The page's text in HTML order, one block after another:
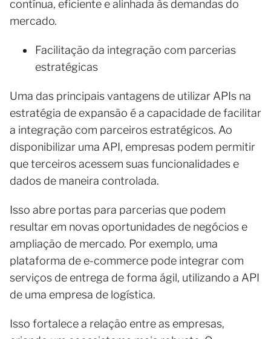
contínua, eficiente e alinhada às demandas do
mercado.
Facilitação da integração com parcerias
estratégicas
Uma das principais vantagens de utilizar APIs na
estratégia de expansão é a capacidade de facilitar
a integração com parceiros estratégicos. Ao
disponibilizar uma API, empresas podem permitir
que terceiros acessem suas funcionalidades e
dados de maneira controlada.
Isso abre portas para parcerias que podem
resultar em novas oportunidades de negócios e
ampliação de mercado. Por exemplo, uma
plataforma de e-commerce pode integrar com
serviços de entrega de forma ágil, utilizando a API
de uma empresa de logística.
Isso fortalece a relação entre as empresas,